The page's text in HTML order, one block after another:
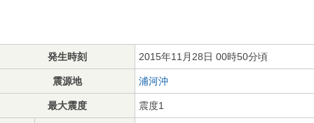
発生時刻 2015年11月28日 00時50分頃
震源地 浦河沖
最大震度 震度1